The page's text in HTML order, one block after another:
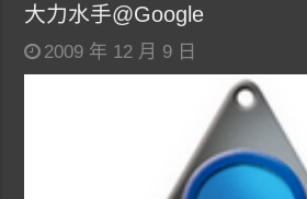
大力水手@Google
2009 年 12 月 9 日